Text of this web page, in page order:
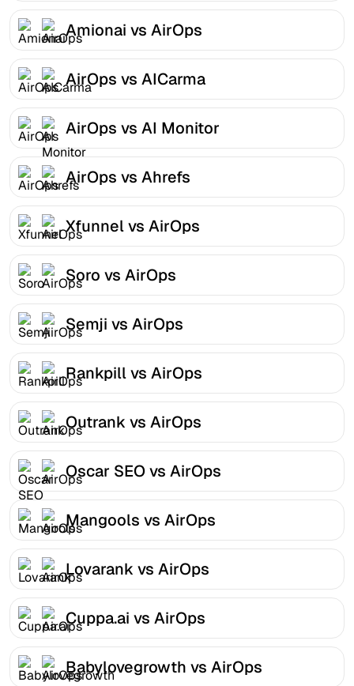
Amionai vs AirOps
AirOps vs AICarma
AirOps vs AI Monitor
AirOps vs Ahrefs
Xfunnel vs AirOps
Soro vs AirOps
Semji vs AirOps
Rankpill vs AirOps
Outrank vs AirOps
Oscar SEO vs AirOps
Mangools vs AirOps
Lovarank vs AirOps
Cuppa.ai vs AirOps
Babylovegrowth vs AirOps